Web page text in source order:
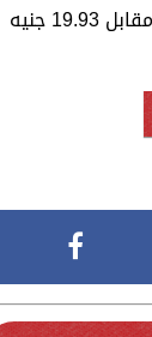
فيما سجل سعر اليورو في البنك التجاري الدولي، نحو 19.94 جنيه للشراء، و20.08 جنيه للبيع، مقابل 19.93 جنيه